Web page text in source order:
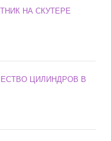
НА СКУТЕРЕ
ЦИЛИНДРОВ В